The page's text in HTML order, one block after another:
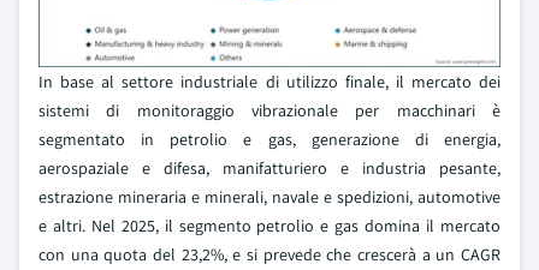
In base al settore industriale di utilizzo finale, il mercato dei
sistemi di monitoraggio vibrazionale per macchinari è
segmentato in petrolio e gas, generazione di energia,
aerospaziale e difesa, manifatturiero e industria pesante,
estrazione mineraria e minerali, navale e spedizioni, automotive
e altri. Nel 2025, il segmento petrolio e gas domina il mercato
con una quota del 23,2%, e si prevede che crescerà a un CAGR